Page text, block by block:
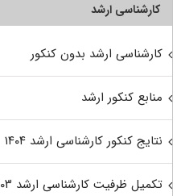
کارشناسی ارشد
کارشناسی ارشد بدون کنکور
منابع کنکور ارشد
نتایج کنکور کارشناسی ارشد ۱۴۰۴
تکمیل ظرفیت کارشناسی ارشد ۱۴۰۳